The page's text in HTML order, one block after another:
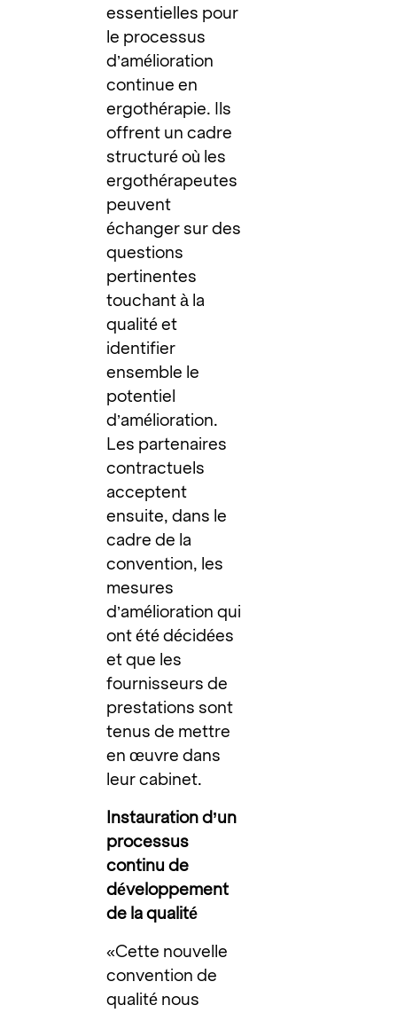
essentielles pour
le processus
d’amélioration
continue en
ergothérapie. Ils
offrent un cadre
structuré où les
ergothérapeutes
peuvent
échanger sur des
questions
pertinentes
touchant à la
qualité et
identifier
ensemble le
potentiel
d’amélioration.
Les partenaires
contractuels
acceptent
ensuite, dans le
cadre de la
convention, les
mesures
d’amélioration qui
ont été décidées
et que les
fournisseurs de
prestations sont
tenus de mettre
en œuvre dans
leur cabinet.
Instauration d’un
processus
continu de
développement
de la qualité
«Cette nouvelle
convention de
qualité nous